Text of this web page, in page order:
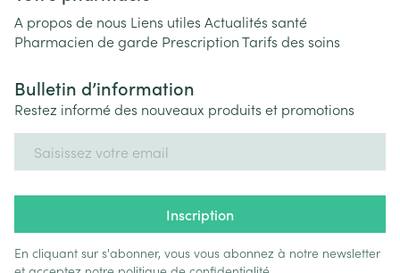
A propos de nous Liens utiles Actualités santé
Pharmacien de garde PrescriptionTarifs des soins
Bulletin d’information
Restez informé des nouveaux produits et promotions
Inscription
En cliquant sur s'abonner, vous vous abonnez à notre newsletter